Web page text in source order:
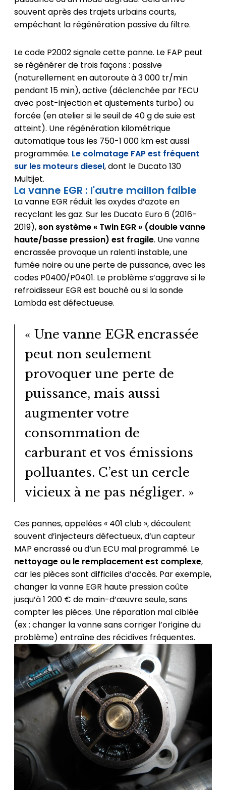
souvent après des trajets urbains courts,
empêchant la régénération passive du filtre.
Le code P2002 signale cette panne. Le FAP peut
se régénérer de trois façons : passive
(naturellement en autoroute à 3 000 tr/min
pendant 15 min), active (déclenchée par l’ECU
avec post-injection et ajustements turbo) ou
forcée (en atelier si le seuil de 40 g de suie est
atteint). Une régénération kilométrique
automatique tous les 750-1 000 km est aussi
programmée. Le colmatage FAP est fréquent
sur les moteurs diesel, dont le Ducato 130
Multijet.
La vanne EGR : l'autre maillon faible
La vanne EGR réduit les oxydes d’azote en
recyclant les gaz. Sur les Ducato Euro 6 (2016-
2019), son système « Twin EGR » (double vanne
haute/basse pression) est fragile. Une vanne
encrassée provoque un ralenti instable, une
fumée noire ou une perte de puissance, avec les
codes P0400/P0401. Le problème s’aggrave si le
refroidisseur EGR est bouché ou si la sonde
Lambda est défectueuse.
« Une vanne EGR encrassée
peut non seulement
provoquer une perte de
puissance, mais aussi
augmenter votre
consommation de
carburant et vos émissions
polluantes. C’est un cercle
vicieux à ne pas négliger. »
Ces pannes, appelées « 401 club », découlent
souvent d’injecteurs défectueux, d’un capteur
MAP encrassé ou d’un ECU mal programmé. Le
nettoyage ou le remplacement est complexe,
car les pièces sont difficiles d’accès. Par exemple,
changer la vanne EGR haute pression coûte
jusqu’à 1 200 € de main-d’œuvre seule, sans
compter les pièces. Une réparation mal ciblée
(ex : changer la vanne sans corriger l’origine du
problème) entraîne des récidives fréquentes.